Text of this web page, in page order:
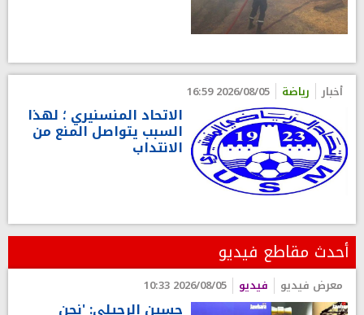
أخبار رياضة 2026/08/05 16:59
الاتحاد المنسنيري ؛ لهذا
السبب يتواصل المنع من
الانتداب
أحدث مقاطع فيديو
معرض فيديو فيديو 2026/08/05 10:33
حسين الرحيلي: 'نحن